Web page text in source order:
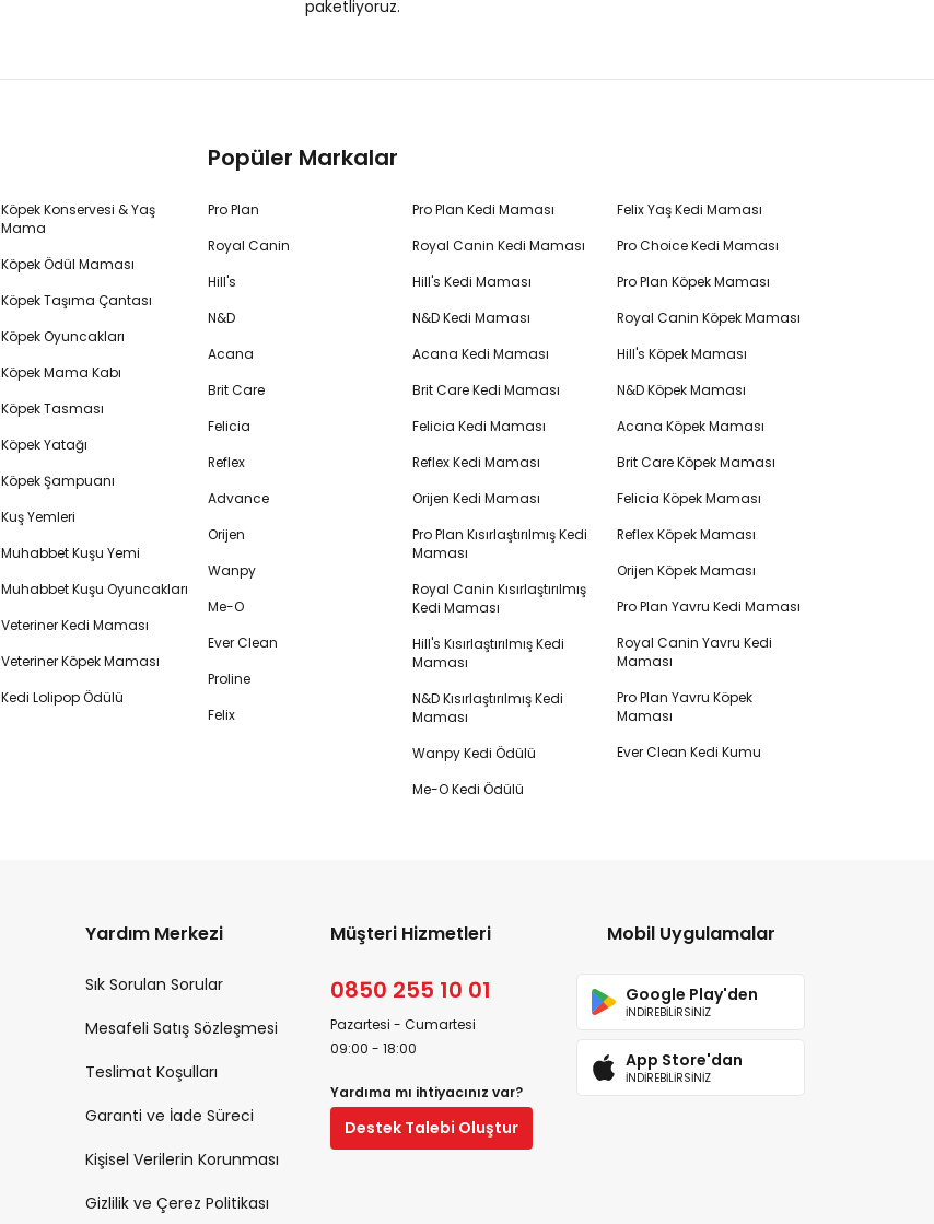
paketliyoruz.
Köpek Konservesi & Yaş
Mama
Köpek Ödül Maması
Köpek Taşıma Çantası
Köpek Oyuncakları
Köpek Mama Kabı
Köpek Tasması
Köpek Yatağı
Köpek Şampuanı
Kuş Yemleri
Muhabbet Kuşu Yemi
Muhabbet Kuşu Oyuncakları
Veteriner Kedi Maması
Veteriner Köpek Maması
Kedi Lolipop Ödülü
Popüler Markalar
Pro Plan
Royal Canin
Hill's
N&D
Acana
Brit Care
Felicia
Reflex
Advance
Orijen
Wanpy
Me-O
Ever Clean
Proline
Felix
Pro Plan Kedi Maması
Royal Canin Kedi Maması
Hill's Kedi Maması
N&D Kedi Maması
Acana Kedi Maması
Brit Care Kedi Maması
Felicia Kedi Maması
Reflex Kedi Maması
Orijen Kedi Maması
Pro Plan Kısırlaştırılmış Kedi
Maması
Royal Canin Kısırlaştırılmış
Kedi Maması
Hill's Kısırlaştırılmış Kedi
Maması
N&D Kısırlaştırılmış Kedi
Maması
Wanpy Kedi Ödülü
Me-O Kedi Ödülü
Felix Yaş Kedi Maması
Pro Choice Kedi Maması
Pro Plan Köpek Maması
Royal Canin Köpek Maması
Hill's Köpek Maması
N&D Köpek Maması
Acana Köpek Maması
Brit Care Köpek Maması
Felicia Köpek Maması
Reflex Köpek Maması
Orijen Köpek Maması
Pro Plan Yavru Kedi Maması
Royal Canin Yavru Kedi
Maması
Pro Plan Yavru Köpek
Maması
Ever Clean Kedi Kumu
Yardım Merkezi
Sık Sorulan Sorular
Mesafeli Satış Sözleşmesi
Teslimat Koşulları
Garanti ve İade Süreci
Kişisel Verilerin Korunması
Gizlilik ve Çerez Politikası
Müşteri Hizmetleri
0850 255 10 01
Pazartesi - Cumartesi
09:00 - 18:00
Yardıma mı ihtiyacınız var?
Destek Talebi Oluştur
Mobil Uygulamalar
Google Play'den
İNDİREBİLİRSİNİZ
App Store'dan
İNDİREBİLİRSİNİZ